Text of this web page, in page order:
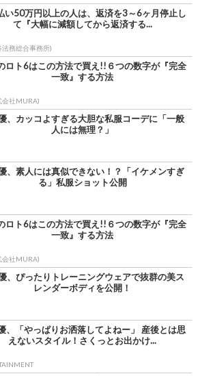
い50万円以上の人は、返済を3～6ヶ月停止し
て『大幅に減額してから返済する...
法務総合事務所)
ロト6はこの方法で買え!!６つの数字が『完全
一致』する方法
会社MURA)
、カッコよすぎる大胆な私服コーデに「一般
人には無理？」
、素人には真似できない！？「イケメンすぎ
る」私服ショット公開
ロト6はこの方法で買え!!６つの数字が『完全
一致』する方法
会社MURA)
、ぴったりトレーニングウェアで抜群の美ス
レンダーボディを公開！
、「やっぱりお洒落してよねー」 産後とは思
えないスタイル！さくっとお出かけ...